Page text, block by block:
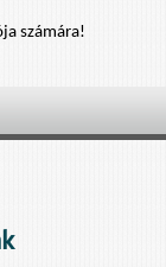
számára!